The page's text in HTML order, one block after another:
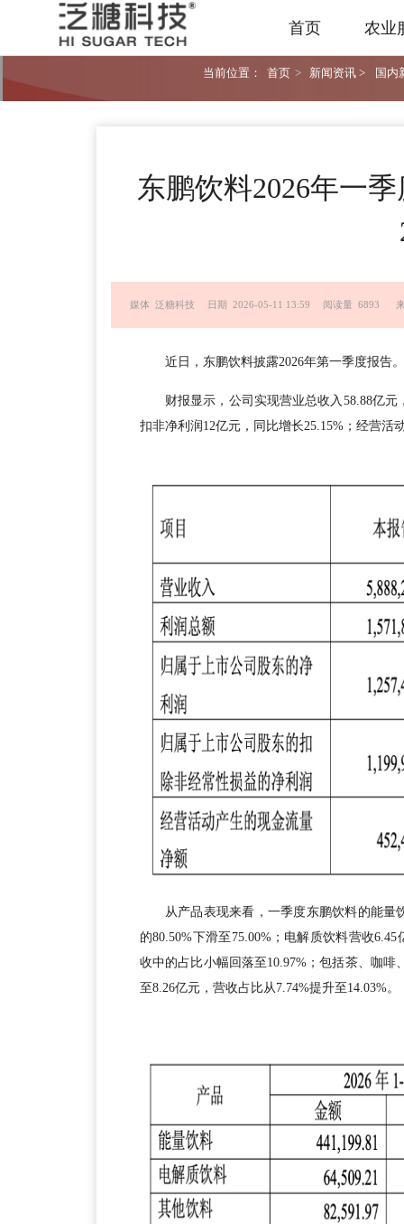
首页 农业
当前位置： 首页 > 新闻资讯 > 国内
东鹏饮料2026年一
媒体 泛糖科技 日期 2026-05-11 13:59 阅读量 6893
近日，东鹏饮料披露2026年第一季度报告。
财报显示，公司实现营业总收入58.88亿元
扣非净利润12亿元，同比增长25.15%；经营活
从产品表现来看，一季度东鹏饮料的能量
的80.50%下滑至75.00%；电解质饮料营收
收中的占比小幅回落至10.97%；包括茶、咖
至8.26亿元，营收占比从7.74%提升至14.03%。